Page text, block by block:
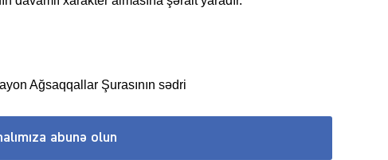
Ağsaqqallar Şurasının sədri
abunə olun